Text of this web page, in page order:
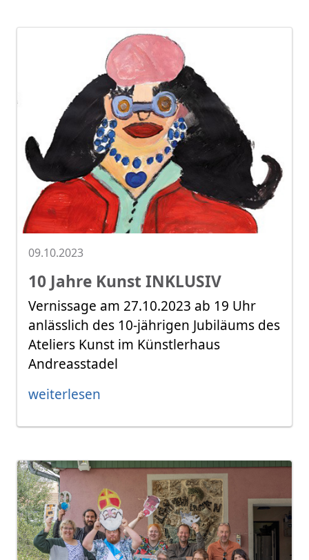
09.10.2023
10 Jahre Kunst INKLUSIV
Vernissage am 27.10.2023 ab 19 Uhr
anlässlich des 10-jährigen Jubiläums des
Ateliers Kunst im Künstlerhaus
Andreasstadel
weiterlesen